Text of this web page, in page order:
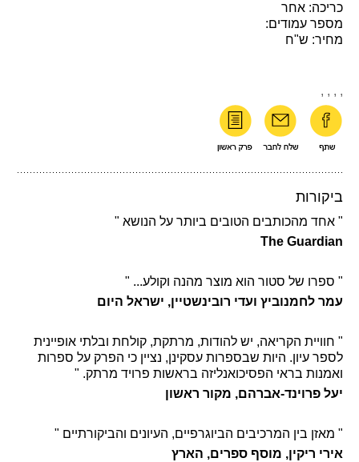
כריכה: אחר
מספר עמודים:
מחיר: ש"ח
,
,
,
,
ביקורות
" אחד מהכותבים הטובים ביותר על הנושא "
The Guardian
" ספרו של סטור הוא מוצר מהנה וקולע... "
עמר לחמנוביץ ועדי רובינשטיין, ישראל היום
" חוויית הקריאה, יש להודות, מרתקת, קולחת ובלתי אופיינית
לספר עיון. היות שבספרות עסקינן, נציין כי הפרק על ספרות
ואמנות בראי הפסיכואנליזה בראשות פרויד מרתק. "
יעל פרוינד-אברהם, מקור ראשון
" מאזן בין המרכיבים הביוגרפיים, העיונים והביקורתיים "
אירי ריקין, מוסף ספרים, הארץ